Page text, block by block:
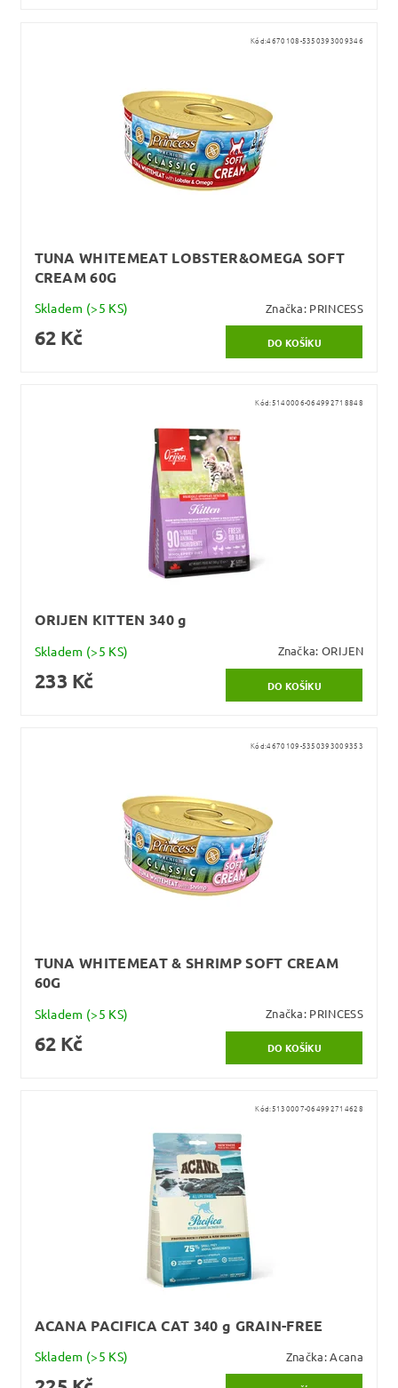
Kód:4670108-5350393009346
TUNA WHITEMEAT LOBSTER&OMEGA SOFT
CREAM 60G
Skladem (>5 KS) Značka: PRINCESS
62 Kč
Kód:5140006-064992718848
ORIJEN KITTEN 340 g
Skladem (>5 KS) Značka:ORIJEN
233 Kč
Kód:4670109-5350393009353
TUNA WHITEMEAT & SHRIMP SOFT CREAM
60G
Skladem (>5 KS) Značka: PRINCESS
62 Kč
Kód:5130007-064992714628
ACANA PACIFICA CAT 340 g GRAIN-FREE
Skladem (>5 KS) Značka:Acana